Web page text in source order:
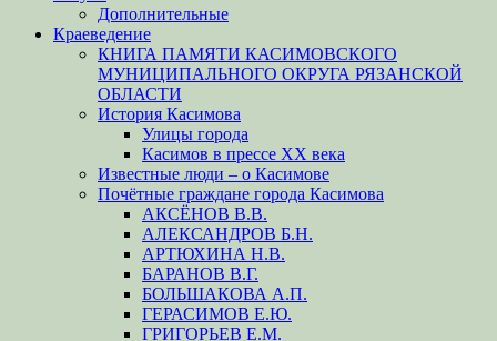
Дополнительные
Краеведение
КНИГА ПАМЯТИ КАСИМОВСКОГО
МУНИЦИПАЛЬНОГО ОКРУГА РЯЗАНСКОЙ
ОБЛАСТИ
История Касимова
Улицы города
Касимов в прессе XX века
Известные люди – о Касимове
Почётные граждане города Касимова
АКСЁНОВ В.В.
АЛЕКСАНДРОВ Б.Н.
АРТЮХИНА Н.В.
БАРАНОВ В.Г.
БОЛЬШАКОВА А.П.
ГЕРАСИМОВ Е.Ю.
ГРИГОРЬЕВ Е.М.